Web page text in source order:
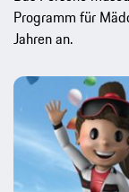
Programm für
Jahren an.